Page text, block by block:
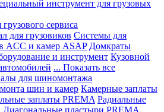
инструмент для грузовых
сервиса
для грузовиков Системы для
ACC и камер ASAP Домкраты
и инструмент Кузовной
... Показать все
для шиномонтажа
шин и камер Камерные заплаты
заплаты PREMA Радиальные
Диагональные пластыри PREMA